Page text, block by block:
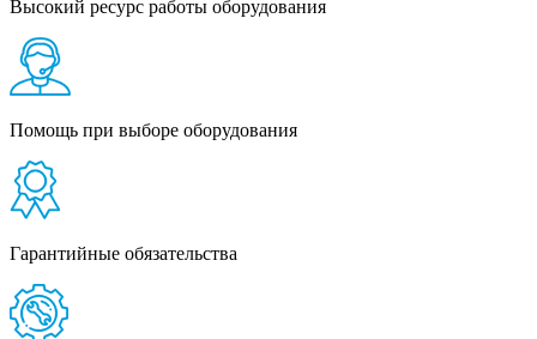
Высокий ресурс работы оборудования
Помощь при выборе оборудования
Гарантийные обязательства